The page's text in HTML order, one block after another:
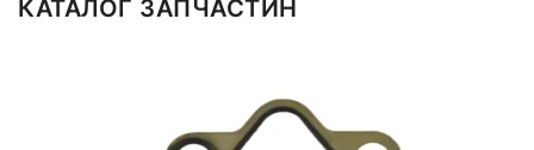
КАТАЛОГ ЗАПЧАСТИН